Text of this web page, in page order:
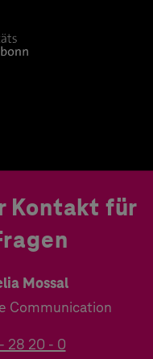
Kontakt für
Mossal
Communication
28 20 - 0